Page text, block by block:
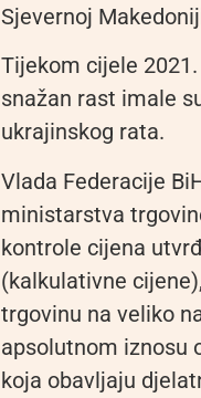
Sjevernoj
Tijekom cijele
snažan rast imale
ukrajinskog rata.
Vlada Federacije
ministarstva
kontrole cijena
(kalkulativne
trgovinu na veliko
apsolutnom iznosu
koja obavljaju